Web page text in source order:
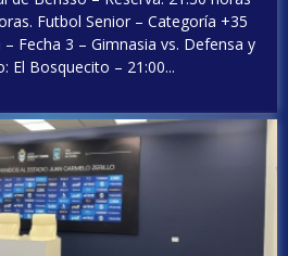
Futbol Senior – Categoría +35
Fecha 3 – Gimnasia vs. Defensa y
El Bosquecito – 21:00...